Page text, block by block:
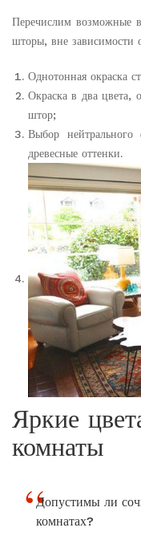
Перечислим возможные
шторы, вне зависимости
Однотонная окраска
Окраска в два цвета,
штор;
Выбор
древесные оттенки.
Яркие
комнаты
Допустимы ли
комнатах?